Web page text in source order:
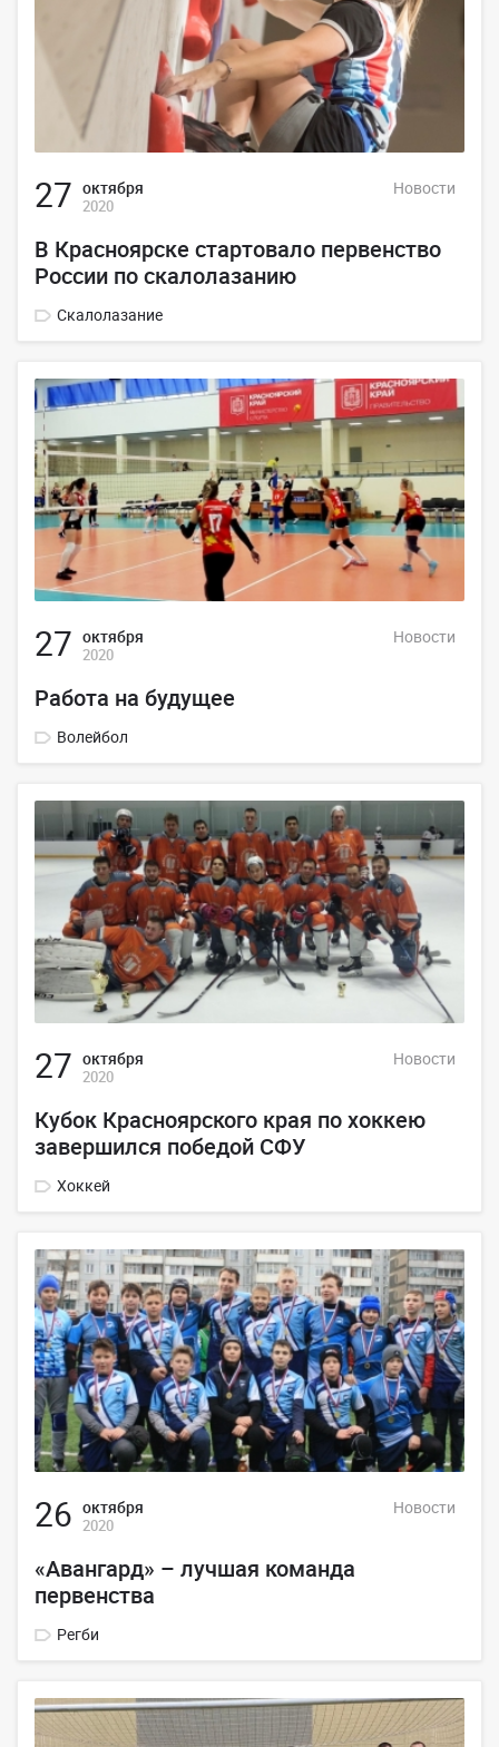
27 октября
2020
Новости
В Красноярске стартовало первенство
России по скалолазанию
Скалолазание
27 октября
2020
Новости
Работа на будущее
Волейбол
27 октября
2020
Новости
Кубок Красноярского края по хоккею
завершился победой СФУ
Хоккей
26 октября
2020
Новости
«Авангард» – лучшая команда
первенства
Регби